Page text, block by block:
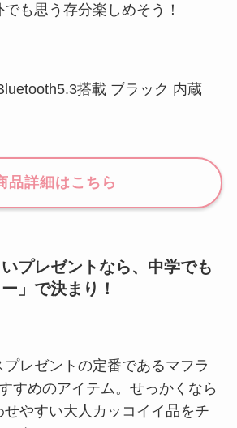
も思う存分楽しめそう！
搭載 ブラック 内蔵
品詳細はこちら
プレゼントなら、中学でも
」で決まり！
レゼントの定番であるマフラ
すめのアイテム。せっかくなら
やすい大人カッコイイ品をチ